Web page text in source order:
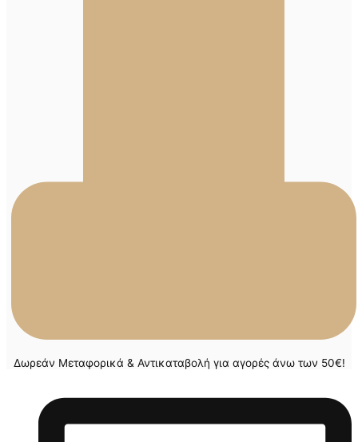
Δωρεάν Μεταφορικά & Αντικαταβολή για αγορές άνω των 50€!